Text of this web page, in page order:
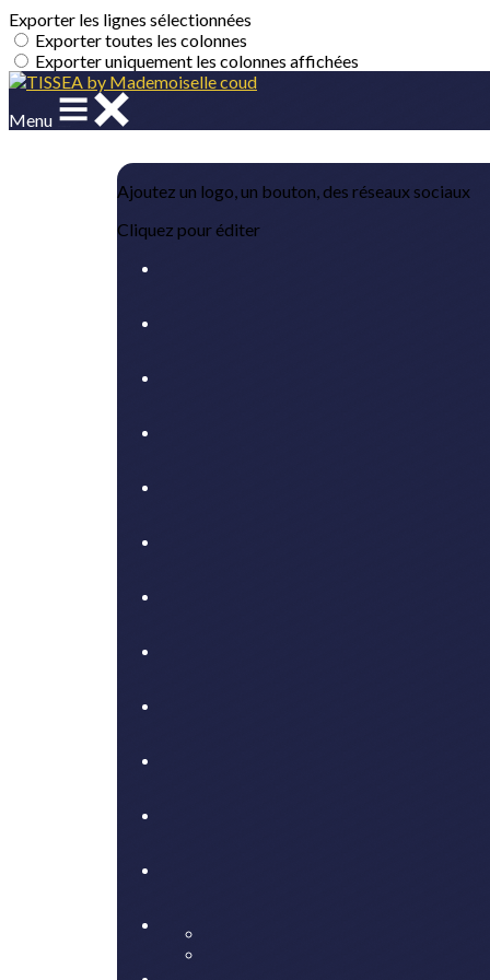
Exporter les lignes sélectionnées
Exporter toutes les colonnes
Exporter uniquement les colonnes affichées
Menu
Ajoutez un logo, un bouton, des réseaux sociaux
Cliquez pour éditer